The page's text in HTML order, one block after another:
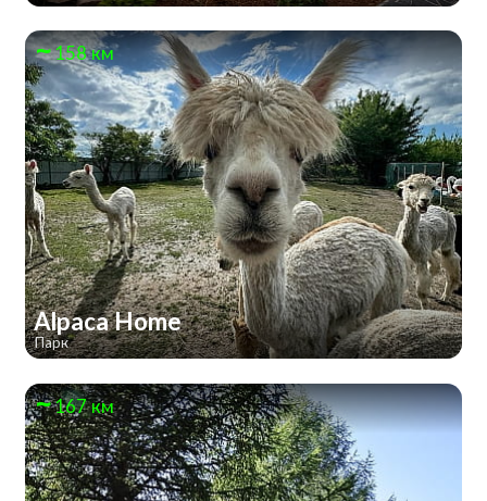
158 км
Alpaca Home
Парк
167 км